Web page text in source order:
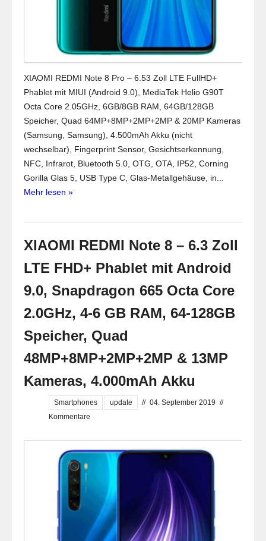
XIAOMI REDMI Note 8 Pro – 6.53 Zoll LTE FullHD+
Phablet mit MIUI (Android 9.0), MediaTek Helio G90T
Octa Core 2.05GHz, 6GB/8GB RAM, 64GB/128GB
Speicher, Quad 64MP+8MP+2MP+2MP & 20MP Kameras
(Samsung, Samsung), 4.500mAh Akku (nicht
wechselbar), Fingerprint Sensor, Gesichtserkennung,
NFC, Infrarot, Bluetooth 5.0, OTG, OTA, IP52, Corning
Gorilla Glas 5, USB Type C, Glas-Metallgehäuse, in...
Mehr lesen »
XIAOMI REDMI Note 8 – 6.3 Zoll
LTE FHD+ Phablet mit Android
9.0, Snapdragon 665 Octa Core
2.0GHz, 4-6 GB RAM, 64-128GB
Speicher, Quad
48MP+8MP+2MP+2MP & 13MP
Kameras, 4.000mAh Akku
Smartphones update // 04. September 2019 //
Kommentare